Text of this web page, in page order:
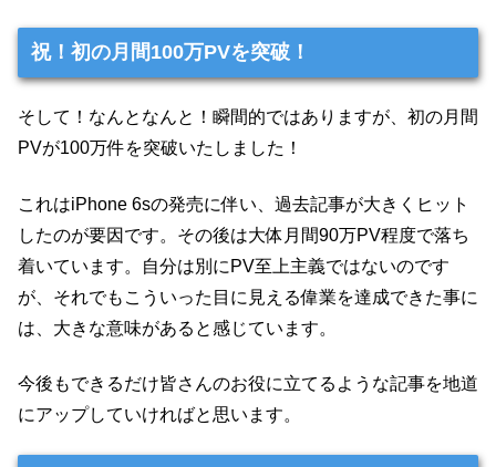
祝！初の月間100万PVを突破！
そして！なんとなんと！瞬間的ではありますが、初の月間
PVが100万件を突破いたしました！
これはiPhone 6sの発売に伴い、過去記事が大きくヒット
したのが要因です。その後は大体月間90万PV程度で落ち
着いています。自分は別にPV至上主義ではないのです
が、それでもこういった目に見える偉業を達成できた事に
は、大きな意味があると感じています。
今後もできるだけ皆さんのお役に立てるような記事を地道
にアップしていければと思います。